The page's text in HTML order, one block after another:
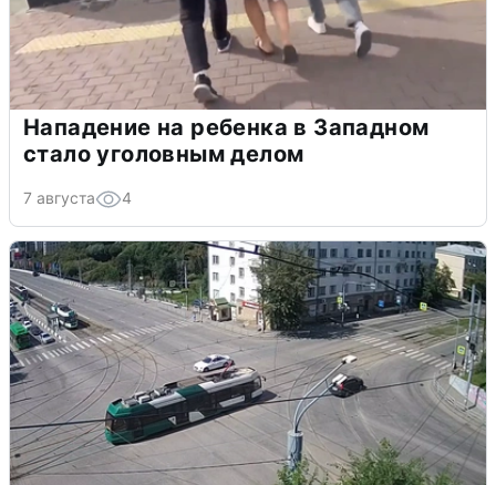
Нападение на ребенка в Западном
стало уголовным делом
7 августа 4